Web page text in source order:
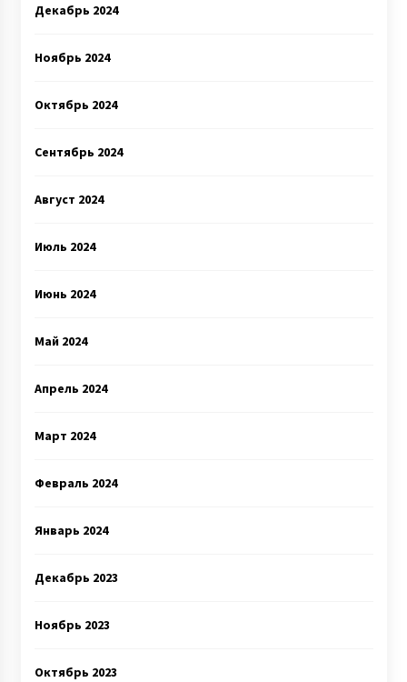
Декабрь 2024
Ноябрь 2024
Октябрь 2024
Сентябрь 2024
Август 2024
Июль 2024
Июнь 2024
Май 2024
Апрель 2024
Март 2024
Февраль 2024
Январь 2024
Декабрь 2023
Ноябрь 2023
Октябрь 2023